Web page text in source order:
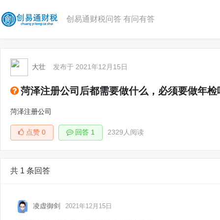
创易通财税问答 有问有答
大壮 发布于 2021年12月15日
菏泽注册公司后都需要做什么，必须要做年检
菏泽注册公司
点赞 0 回答 1 2329人阅读
共 1 条回答
凌虚御剑 2021年12月15日